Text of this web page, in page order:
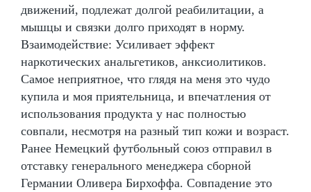
движений, подлежат долгой реабилитации, а
мышцы и связки долго приходят в норму.
Взаимодействие: Усиливает эффект
наркотических анальгетиков, анксиолитиков.
Самое неприятное, что глядя на меня это чудо
купила и моя приятельница, и впечатления от
использования продукта у нас полностью
совпали, несмотря на разный тип кожи и возраст.
Ранее Немецкий футбольный союз отправил в
отставку генерального менеджера сборной
Германии Оливера Бирхоффа. Совпадение это